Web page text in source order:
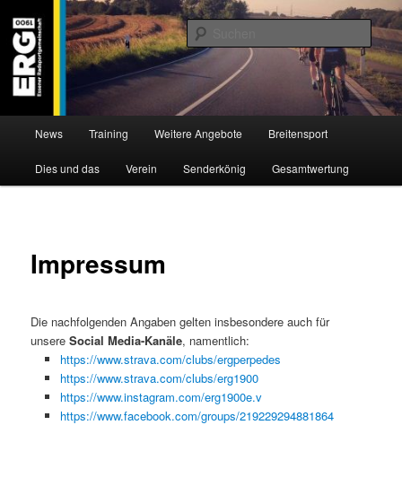
Inhalt
wechseln
ERG 1900 e.V
Willkommen bei der Essener Radsportgemeinschaft
News Training Weitere Angebote Breitensport
Dies und das Verein Senderkönig Gesamtwertung
Impressum
Die nachfolgenden Angaben gelten insbesondere auch für
unsereSocial Media-Kanäle, namentlich:
https://www.strava.com/clubs/ergperpedes
https://www.strava.com/clubs/erg1900
https://www.instagram.com/erg1900e.v
https://www.facebook.com/groups/219229294881864